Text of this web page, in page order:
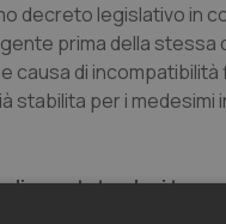
decreto legislativo in
prima della stessa
causa di incompatibilità
stabilita per i medesimi
scontato che i tre